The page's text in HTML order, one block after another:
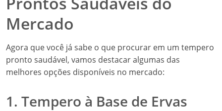
Mercado
Agora que você já sabe o que procurar em um tempero
pronto saudável, vamos destacar algumas das
melhores opções disponíveis no mercado:
1. Tempero à Base de Ervas